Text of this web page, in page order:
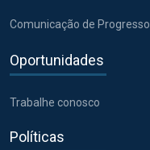
Comunicação de Progresso
Oportunidades
Trabalhe conosco
Políticas